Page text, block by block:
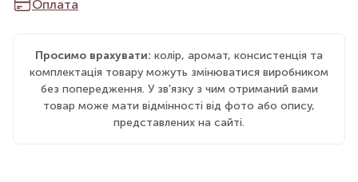
Оплата
Просимо врахувати: колір, аромат, консистенція та
комплектація товару можуть змінюватися виробником
без попередження. У зв'язку з чим отриманий вами
товар може мати відмінності від фото або опису,
представлених на сайті.